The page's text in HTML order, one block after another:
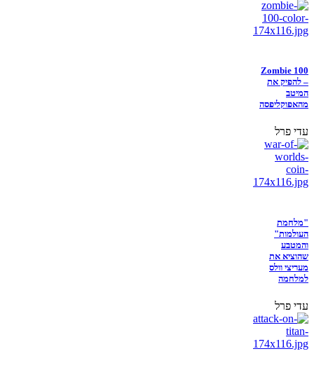
Zombie 100
– להפיק את
המיטב
מהאפוקליפסה
עדי פרל
"מלחמת
העולמות"
והמטבע
שהוציא את
מעריצי וולס
למלחמה
עדי פרל